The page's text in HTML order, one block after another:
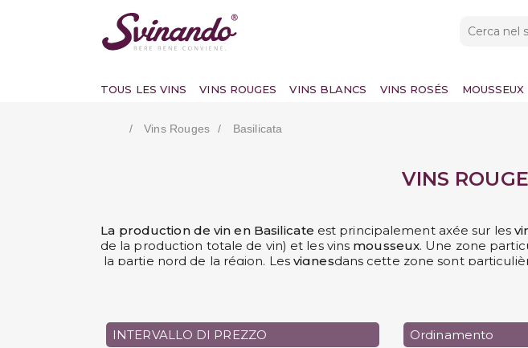
TOUS LES VINS VINS ROUGES VINS BLANCS VINS ROSÉS MOUSSEUX
Vins Rouges Basilicata
VINS
La production de vin en Basilicate est principalement axée sur les
de la production totale de vin) et les vins mousseux. Une zone
la partie nord de la région. Lesvignesdans cette zone sont
une
INTERVALLO DI PREZZO Ordinamento